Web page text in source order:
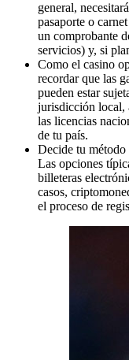
general,
pasaporte o
un comprobante
servicios) y, si
Como el casino
recordar que las
pueden estar
jurisdicción local,
las licencias
de tu país.
Decide tu método
Las opciones
billeteras
casos,
el proceso de